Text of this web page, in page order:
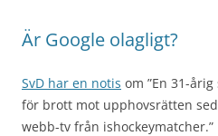
Är Google olagligt?
SvD har en notis om ”En 31-
för brott mot upphovsrätten
webb-tv från ishockeymatcher.”